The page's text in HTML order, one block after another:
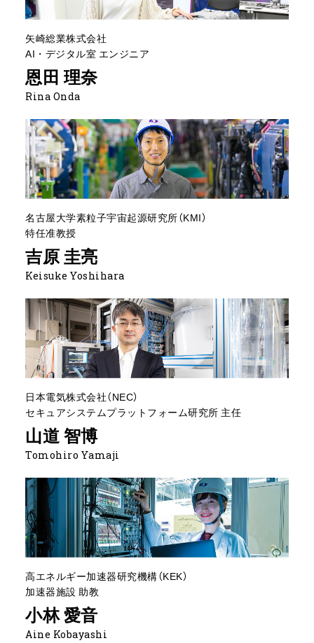
矢崎総業株式会社
AI・デジタル室 エンジニア
恩田 理奈
Rina Onda
名古屋大学素粒子宇宙起源研究所（KMI）
特任准教授
吉原 圭亮
Keisuke Yoshihara
日本電気株式会社（NEC）
セキュアシステムプラットフォーム研究所 主任
山道 智博
Tomohiro Yamaji
高エネルギー加速器研究機構（KEK）
加速器施設 助教
小林 愛音
Aine Kobayashi